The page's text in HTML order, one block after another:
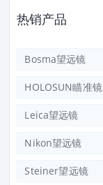
热销产品
Bosma望远镜
HOLOSUN瞄准镜
Leica望远镜
Nikon望远镜
Steiner望远镜